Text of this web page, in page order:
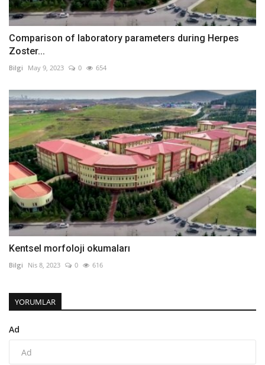
Comparison of laboratory parameters during Herpes
Zoster...
Bilgi May 9, 2023 0 654
Kentsel morfoloji okumaları
Bilgi Nis 8, 2023 0 616
YORUMLAR
Ad